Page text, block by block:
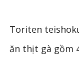
Toriten
ăn thịt gà gồm